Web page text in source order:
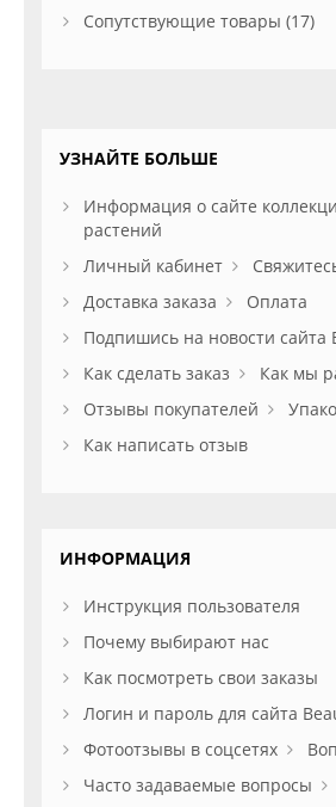
Сопутствующие товары (17)
УЗНАЙТЕ БОЛЬШЕ
Информация о сайте
растений
Личный кабинет
Доставка заказа
Оплата
Подпишись на новости сайта
Как сделать заказ
Как мы
Отзывы покупателей
Как написать отзыв
ИНФОРМАЦИЯ
Инструкция пользователя
Почему выбирают нас
Как посмотреть свои заказы
Логин и пароль для сайта
Фотоотзывы в соцсетях
Часто задаваемые вопросы